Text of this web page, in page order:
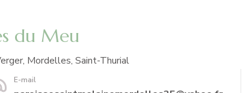
du Meu
Mordelles, Saint-Thurial
E-mail